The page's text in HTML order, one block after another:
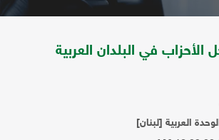
الأحزاب في البلدان العربية
العربية [لبنان]